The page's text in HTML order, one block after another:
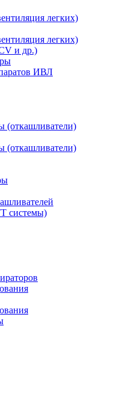
легких)
легких)
и др.)
ИВЛ
(откашливатели)
(откашливатели)
системы)